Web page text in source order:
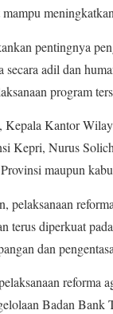
mampu
pentingnya
adil dan
program
Kepala Kantor
Kepri, Nurus
maupun
pelaksanaan
terus diperkuat
dan
reforma
Badan Bank